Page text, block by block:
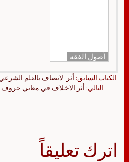
أصول الفقه
الكتاب السابق: أثر الاتصاف بالعلم
التالي: أثر الاختلاف في معاني
اترك تعليقاً